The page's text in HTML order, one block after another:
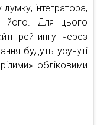
інтегратора,
його. Для цього
рейтингу через
будуть усунуті
обліковими